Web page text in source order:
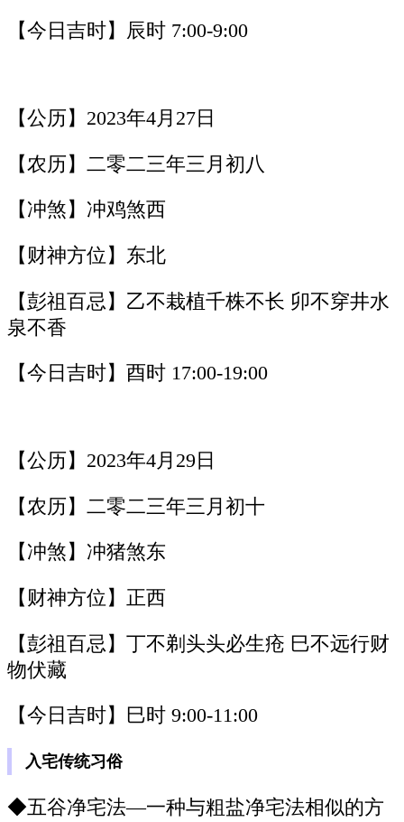
【今日吉时】辰时 7:00-9:00
【公历】2023年4月27日
【农历】二零二三年三月初八
【冲煞】冲鸡煞西
【财神方位】东北
【彭祖百忌】乙不栽植千株不长 卯不穿井水
泉不香
【今日吉时】酉时 17:00-19:00
【公历】2023年4月29日
【农历】二零二三年三月初十
【冲煞】冲猪煞东
【财神方位】正西
【彭祖百忌】丁不剃头头必生疮 巳不远行财
物伏藏
【今日吉时】巳时 9:00-11:00
入宅传统习俗
◆五谷净宅法—一种与粗盐净宅法相似的方